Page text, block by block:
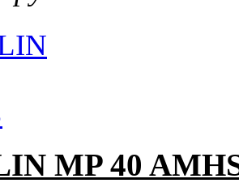
MP 40